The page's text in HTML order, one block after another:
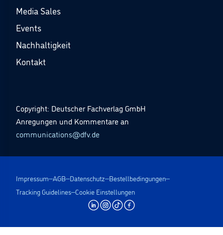
Media Sales
Events
Nachhaltigkeit
Kontakt
Copyright: Deutscher Fachverlag GmbH
Anregungen und Kommentare an
communications@dfv.de
Impressum AGB Datenschutz Bestellbedingungen
Tracking Guidelines Cookie Einstellungen